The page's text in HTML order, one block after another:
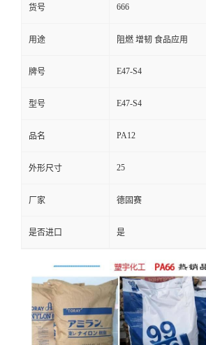
货号 666
用途 阻燃 增韧 食品应用
牌号 E47-S4
型号 E47-S4
品名 PA12
外形尺寸 25
厂家 德固赛
是否进口 是